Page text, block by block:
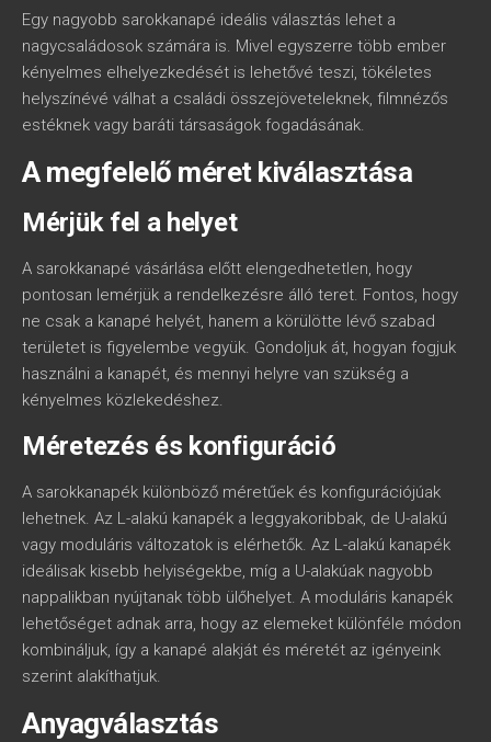
Egy nagyobb sarokkanapé ideális választás lehet a
nagycsaládosok számára is. Mivel egyszerre több ember
kényelmes elhelyezkedését is lehetővé teszi, tökéletes
helyszínévé válhat a családi összejöveteleknek, filmnézős
estéknek vagy baráti társaságok fogadásának.
A megfelelő méret kiválasztása
Mérjük fel a helyet
A sarokkanapé vásárlása előtt elengedhetetlen, hogy
pontosan lemérjük a rendelkezésre álló teret. Fontos, hogy
ne csak a kanapé helyét, hanem a körülötte lévő szabad
területet is figyelembe vegyük. Gondoljuk át, hogyan fogjuk
használni a kanapét, és mennyi helyre van szükség a
kényelmes közlekedéshez.
Méretezés és konfiguráció
A sarokkanapék különböző méretűek és konfigurációjúak
lehetnek. Az L-alakú kanapék a leggyakoribbak, de U-alakú
vagy moduláris változatok is elérhetők. Az L-alakú kanapék
ideálisak kisebb helyiségekbe, míg a U-alakúak nagyobb
nappalikban nyújtanak több ülőhelyet. A moduláris kanapék
lehetőséget adnak arra, hogy az elemeket különféle módon
kombináljuk, így a kanapé alakját és méretét az igényeink
szerint alakíthatjuk.
Anyagválasztás